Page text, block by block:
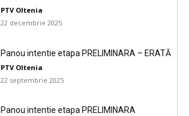
PTV Oltenia
22 decembrie 2025
Panou intentie etapa PRELIMINARA – ERATĂ
PTV Oltenia
22 septembrie 2025
Panou intentie etapa PRELIMINARA